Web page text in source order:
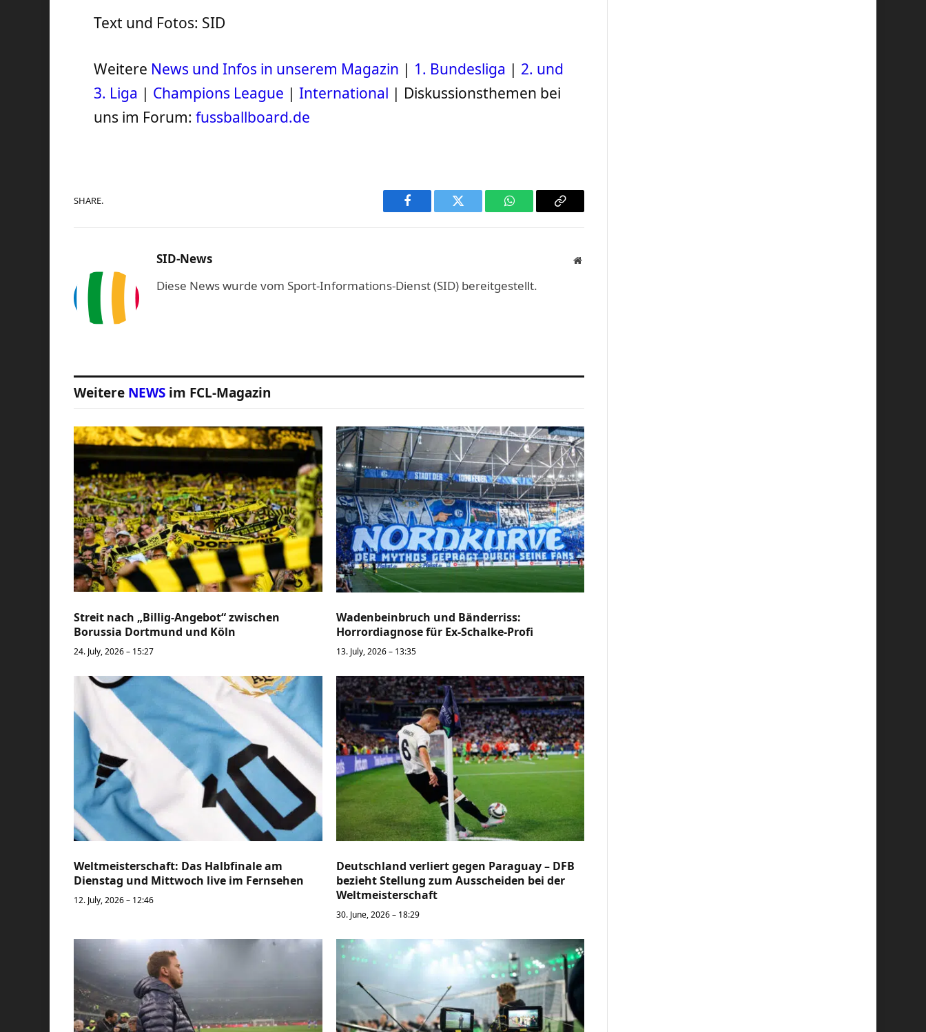
Text und Fotos: SID
Weitere News und Infos in unserem Magazin | 1. Bundesliga | 2. und
3. Liga | Champions League |International | Diskussionsthemen bei
uns im Forum:fussballboard.de
SHARE.
Facebook Twitter WhatsAppCopy
SID-News Website
Diese News wurde vom Sport-Informations-Dienst (SID) bereitgestellt.
Weitere NEWS im FCL-Magazin
Streit nach „Billig-Angebot“ zwischen
Borussia Dortmund und Köln
24. July, 2026 – 15:27
Wadenbeinbruch und Bänderriss:
Horrordiagnose für Ex-Schalke-Profi
13. July, 2026 – 13:35
Weltmeisterschaft: Das Halbfinale am
Dienstag und Mittwoch live im Fernsehen
12. July, 2026 – 12:46
Deutschland verliert gegen Paraguay – DFB
bezieht Stellung zum Ausscheiden bei der
Weltmeisterschaft
30. June, 2026 – 18:29